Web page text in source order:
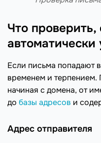
Что
автоматически
Если письма попадают
временем и терпением.
начиная с домена, от
до базы адресов и
Адрес отправителя